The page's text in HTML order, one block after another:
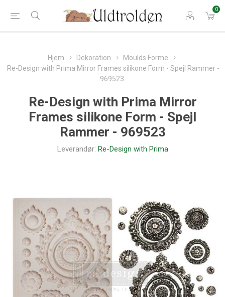
0
Hjem Dekoration
Moulds Forme
Re-Design with Prima Mirror Frames silikone Form - Spejl Rammer -
969523
Re-Design with Prima Mirror
Frames silikone Form - Spejl
Rammer - 969523
Leverandør: Re-Design with Prima